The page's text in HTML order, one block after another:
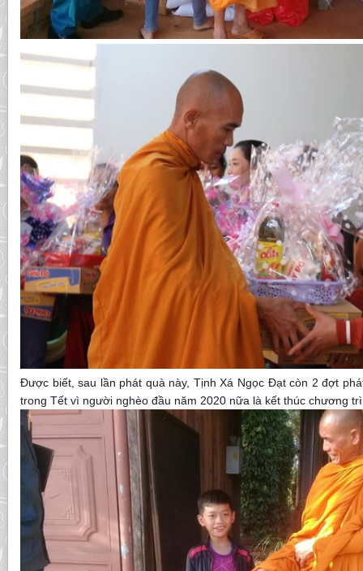
Được biết, sau lần phát quà này, Tịnh Xá Ngọc Đạt còn 2 đợt
trong Tết vì người nghèo đầu năm 2020 nữa là kết thúc chương